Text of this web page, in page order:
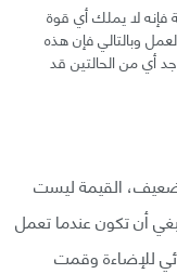
لا يملك أي قوة
وبالتالي فإن هذه
أي من الحالتين قد
القيمة ليست
أن تكون عندما تعمل
للإضاءة وقمت